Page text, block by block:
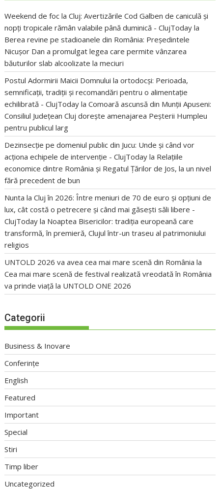
Weekend de foc la Cluj: Avertizările Cod Galben de caniculă și
nopți tropicale rămân valabile până duminică - ClujToday la
Berea revine pe stadioanele din România: Președintele
Nicușor Dan a promulgat legea care permite vânzarea
băuturilor slab alcoolizate la meciuri
Postul Adormirii Maicii Domnului la ortodocși: Perioada,
semnificații, tradiții și recomandări pentru o alimentație
echilibrată - ClujToday laComoară ascunsă din Munții Apuseni:
Consiliul Județean Cluj dorește amenajarea Peșterii Humpleu
pentru publicul larg
Dezinsecție pe domeniul public din Jucu: Unde și când vor
acționa echipele de intervenție - ClujToday la Relațiile
economice dintre România și Regatul Țărilor de Jos, la un nivel
fără precedent de bun
Nunta la Cluj în 2026: Între meniuri de 70 de euro și opțiuni de
lux, cât costă o petrecere și când mai găsești săli libere -
ClujToday la Noaptea Bisericilor: tradiția europeană care
transformă, în premieră, Clujul într-un traseu al patrimoniului
religios
UNTOLD 2026 va avea cea mai mare scenă din România la
Cea mai mare scenă de festival realizată vreodată în România
va prinde viață la UNTOLD ONE 2026
Categorii
Business & Inovare
Conferințe
English
Featured
Important
Special
Stiri
Timp liber
Uncategorized